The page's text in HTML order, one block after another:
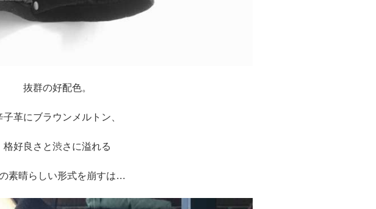
抜群の好配色。
子革にブラウンメルトン、
格好良さと渋さに溢れる
素晴らしい形式を崩すは…